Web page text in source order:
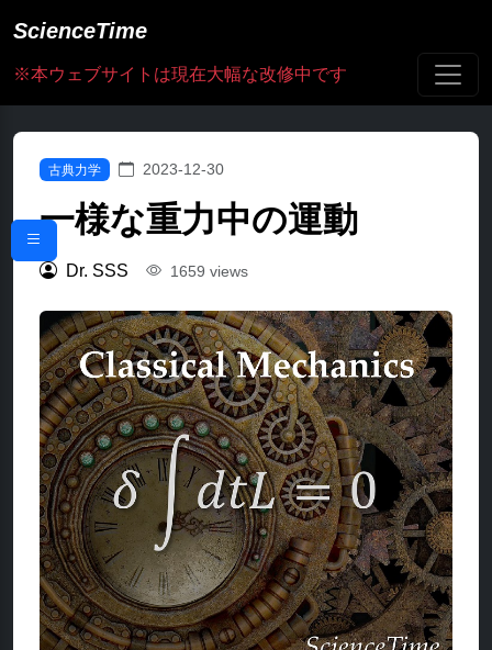
ScienceTime
※本ウェブサイトは現在大幅な改修中です
古典力学 2023-12-30
一様な重力中の運動
Dr. SSS 1659 views